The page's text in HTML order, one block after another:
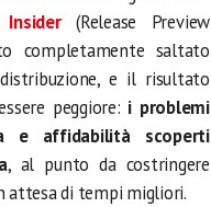
(Release Preview
completamente saltato
e il risultato
peggiore: i problemi
e affidabilità scoperti
, al punto da costringere
attesa di tempi migliori.